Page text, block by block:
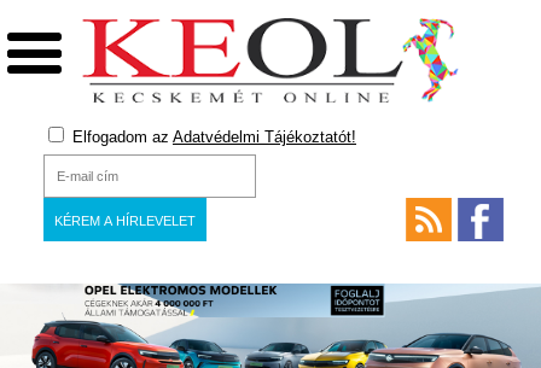
Elfogadom az Adatvédelmi Tájékoztatót!